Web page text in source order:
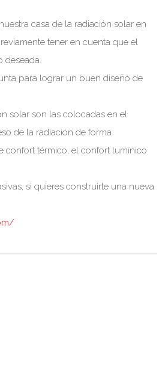
casa de la radiación solar en
tener en cuenta que el
deseada.
para lograr un buen diseño de
solar son las colocadas en el
de la radiación de forma
confort térmico, el confort lumínico
si quieres construirte una nueva